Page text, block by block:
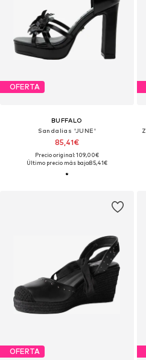
OFERTA
BUFFALO
Sandalias 'JUNE'
85,41€
Precio original: 109,00€
Último precio más bajo:85,41€
OFERTA